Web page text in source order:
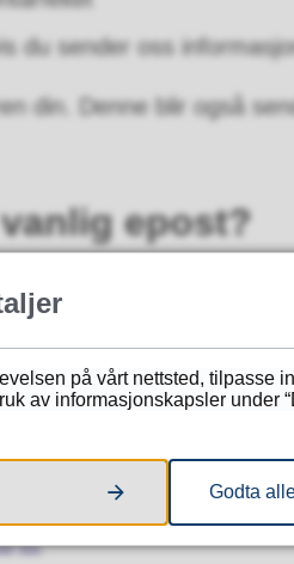
du sender oss
din. Denne blir også
epost?
fylkeskommune
på vårt nettsted, tilpasse
av informasjonskapsler under
Godta